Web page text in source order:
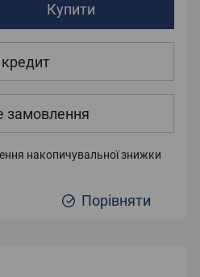
Купити
замовлення
накопичувальної знижки
Порівняти